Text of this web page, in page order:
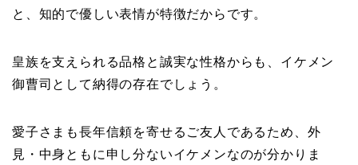
と、知的で優しい表情が特徴だからです。
皇族を支えられる品格と誠実な性格からも、イケメン
御曹司として納得の存在でしょう。
愛子さまも長年信頼を寄せるご友人であるため、外
見・中身ともに申し分ないイケメンなのが分かりま